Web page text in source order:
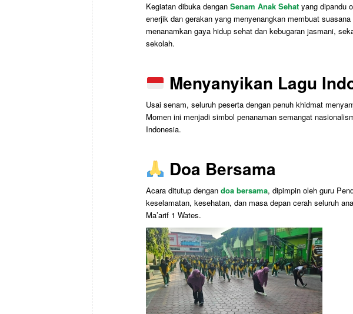
Kegiatan dibuka dengan Senam Anak Sehat yang dipandu
enerjik dan gerakan yang menyenangkan membuat
menanamkan gaya hidup sehat dan kebugaran jasmani,
sekolah.
Menyanyikan Lagu
Usai senam, seluruh peserta dengan penuh khidmat
Momen ini menjadi simbol penanaman semangat
Indonesia.
Doa Bersama
Acara ditutup dengan doa bersama, dipimpin oleh guru
keselamatan, kesehatan, dan masa depan cerah seluruh
Ma’arif 1 Wates.